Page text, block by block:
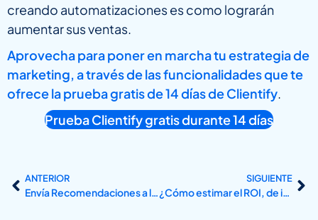
creando automatizaciones es como lograrán
aumentar sus ventas.
Aprovecha para poner en marcha tu estrategia de
marketing, a través de las funcionalidades que te
ofrece la prueba gratis de 14 días de Clientify.
Prueba Clientify gratis durante 14 días
ANTERIOR
Envía Recomendaciones a los clientes de tu tienda online
SIGUIENTE
¿Cómo estimar el ROI, de implementar un CRM, en tu empresa?